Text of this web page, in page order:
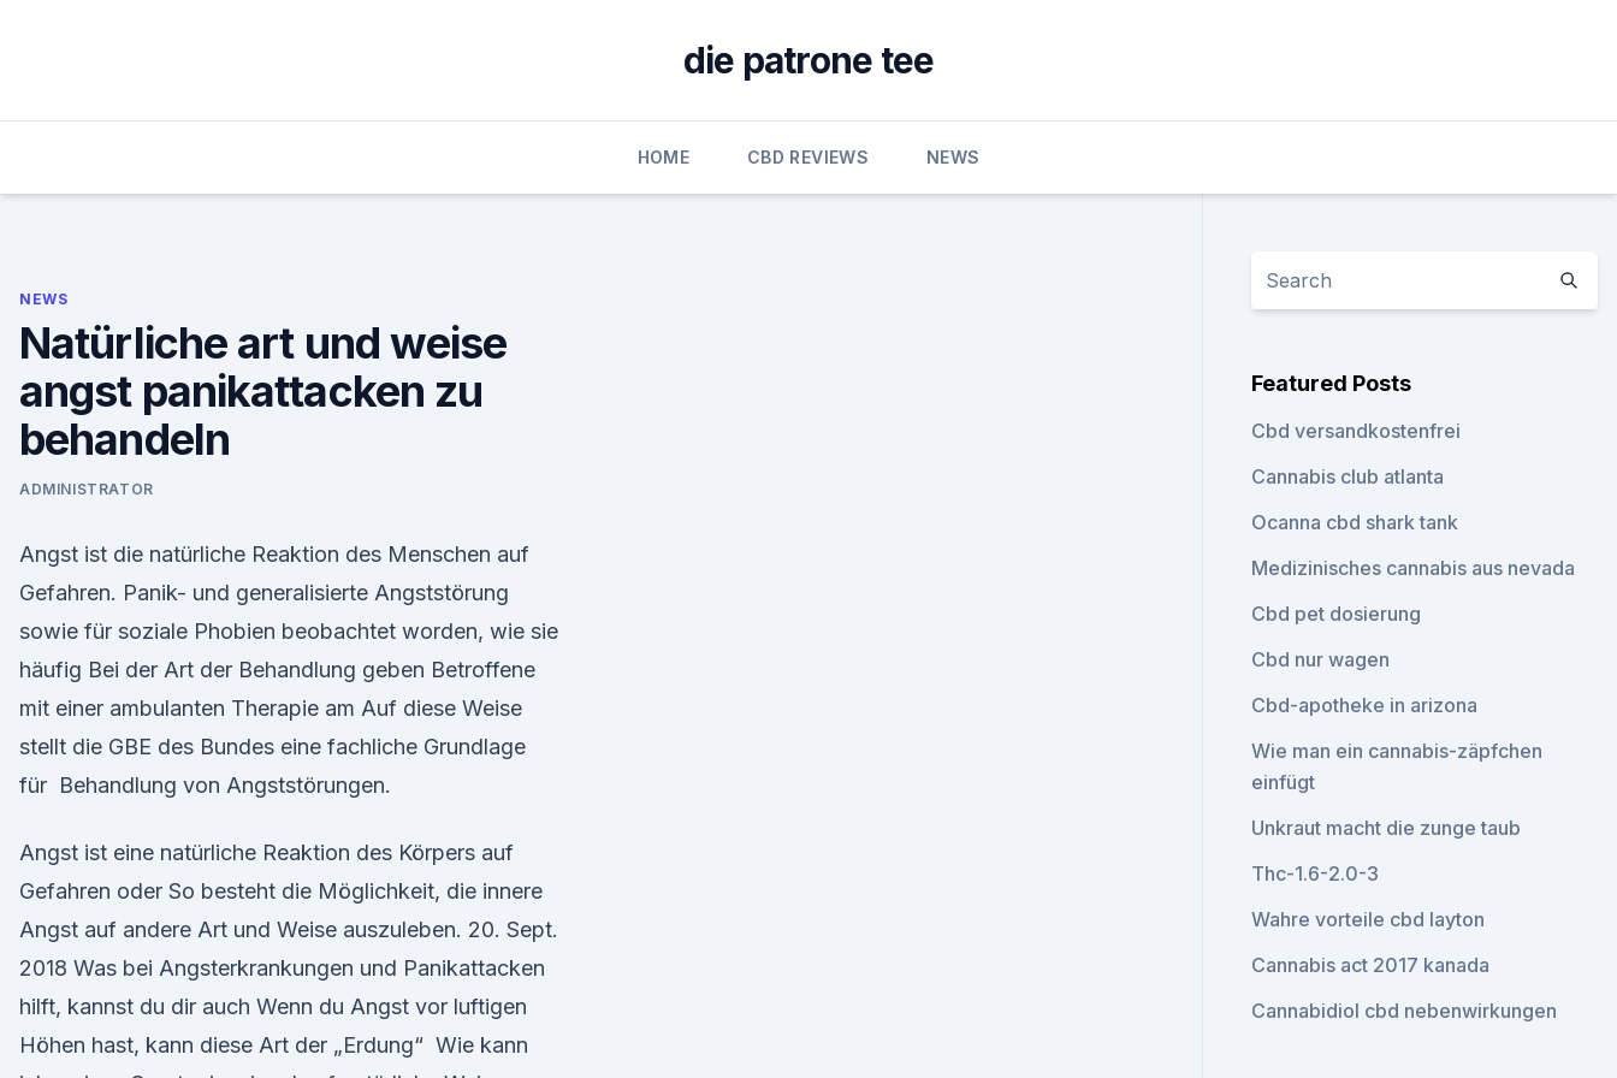
die patrone tee
HOME CBD REVIEWS NEWS
NEWS
Natürliche art und weise
angst panikattacken zu
behandeln
ADMINISTRATOR
Angst ist die natürliche Reaktion des Menschen auf
Gefahren. Panik- und generalisierte Angststörung
sowie für soziale Phobien beobachtet worden, wie sie
häufig Bei der Art der Behandlung geben Betroffene
mit einer ambulanten Therapie am Auf diese Weise
stellt die GBE des Bundes eine fachliche Grundlage
für Behandlung von Angststörungen.
Angst ist eine natürliche Reaktion des Körpers auf
Gefahren oder So besteht die Möglichkeit, die innere
Angst auf andere Art und Weise auszuleben. 20. Sept.
2018 Was bei Angsterkrankungen und Panikattacken
hilft, kannst du dir auch Wenn du Angst vor luftigen
Höhen hast, kann diese Art der „Erdung“ Wie kann
Featured Posts
Cbd versandkostenfrei
Cannabis club atlanta
Ocanna cbd shark tank
Medizinisches cannabis aus nevada
Cbd pet dosierung
Cbd nur wagen
Cbd-apotheke in arizona
Wie man ein cannabis-zäpfchen
einfügt
Unkraut macht die zunge taub
Thc-1.6-2.0-3
Wahre vorteile cbd layton
Cannabis act 2017 kanada
Cannabidiol cbd nebenwirkungen